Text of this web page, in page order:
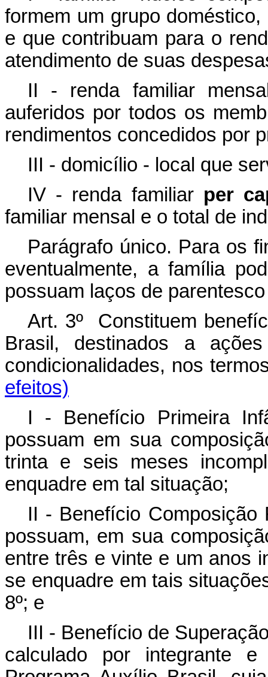
formem um grupo
e que contribuam para o
atendimento de suas
II - renda familiar
auferidos por todos os
rendimentos concedidos por
III - domicílio - local que
IV - renda familiar per
familiar mensal e o total de
Parágrafo único. Para os
eventualmente, a família
possuam laços de
Art. 3º Constituem
Brasil, destinados a
condicionalidades, nos
efeitos)
I - Benefício Primeira
possuam em sua
trinta e seis meses
enquadre em tal situação;
II - Benefício
possuam, em sua
entre três e vinte e um anos
se enquadre em tais
8º; e
III - Benefício de
calculado por integrante